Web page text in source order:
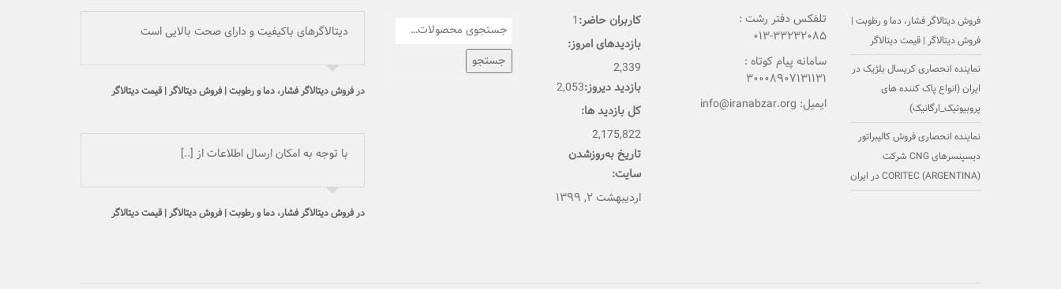
دیتالاگرهای باکیفیت و دارای صحت بالایی است
درفروش دیتالاگر فشار، دما و رطوبت | فروش دیتالاگر | قیمت دیتالاگر
با توجه به امکان ارسال اطلاعات از [..]
درفروش دیتالاگر فشار، دما و رطوبت | فروش دیتالاگر | قیمت دیتالاگر
فروش دیتالاگر فشار، دما و رطوبت |
فروش دیتالاگر | قیمت دیتالاگر
نماینده انحصاری کریسال بلژیک در
ایران (انواع پاک کننده های
پروبیوتیک_ارگانیک)
نماینده انحصاری فروش کالیبراتور
دیسپنسرهای CNG شرکت
(CORITEC (ARGENTINA در ایران
تلفکس دفتر رشت :
۳۳۲۳۲۰۸۵-۰۱۳
سامانه پیام کوتاه :
۳۰۰۰۸۹۰۷۱۳۱۱۳۱
ایمیل: info@iranabzar.org
کاربران حاضر:1
بازدیدهای امروز:
2,339
بازدید دیروز:2,053
کل بازدید ها:
2,175,822
تاریخ به‌روزشدن
سایت:
اردیبهشت ۲, ۱۳۹۹
جستجو